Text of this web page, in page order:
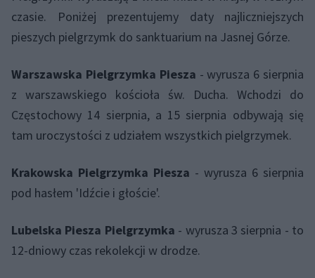
czasie. Poniżej prezentujemy daty najliczniejszych
pieszych pielgrzymk do sanktuarium na Jasnej Górze.
Warszawska Pielgrzymka Piesza - wyrusza 6 sierpnia
z warszawskiego kościoła św. Ducha. Wchodzi do
Częstochowy 14 sierpnia, a 15 sierpnia odbywają się
tam uroczystości z udziałem wszystkich pielgrzymek.
Krakowska Pielgrzymka Piesza - wyrusza 6 sierpnia
pod hasłem 'Idźcie i głoście'.
Lubelska Piesza Pielgrzymka - wyrusza 3 sierpnia - to
12-dniowy czas rekolekcji w drodze.